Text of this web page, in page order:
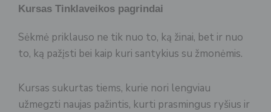
Kursas Tinklaveikos pagrindai
Sėkmė priklauso ne tik nuo to, ką žinai, bet ir nuo
to, ką pažįsti bei kaip kuri santykius su žmonėmis.
Kursas sukurtas tiems, kurie nori lengviau
užmegzti naujas pažintis, kurti prasmingus ryšius ir